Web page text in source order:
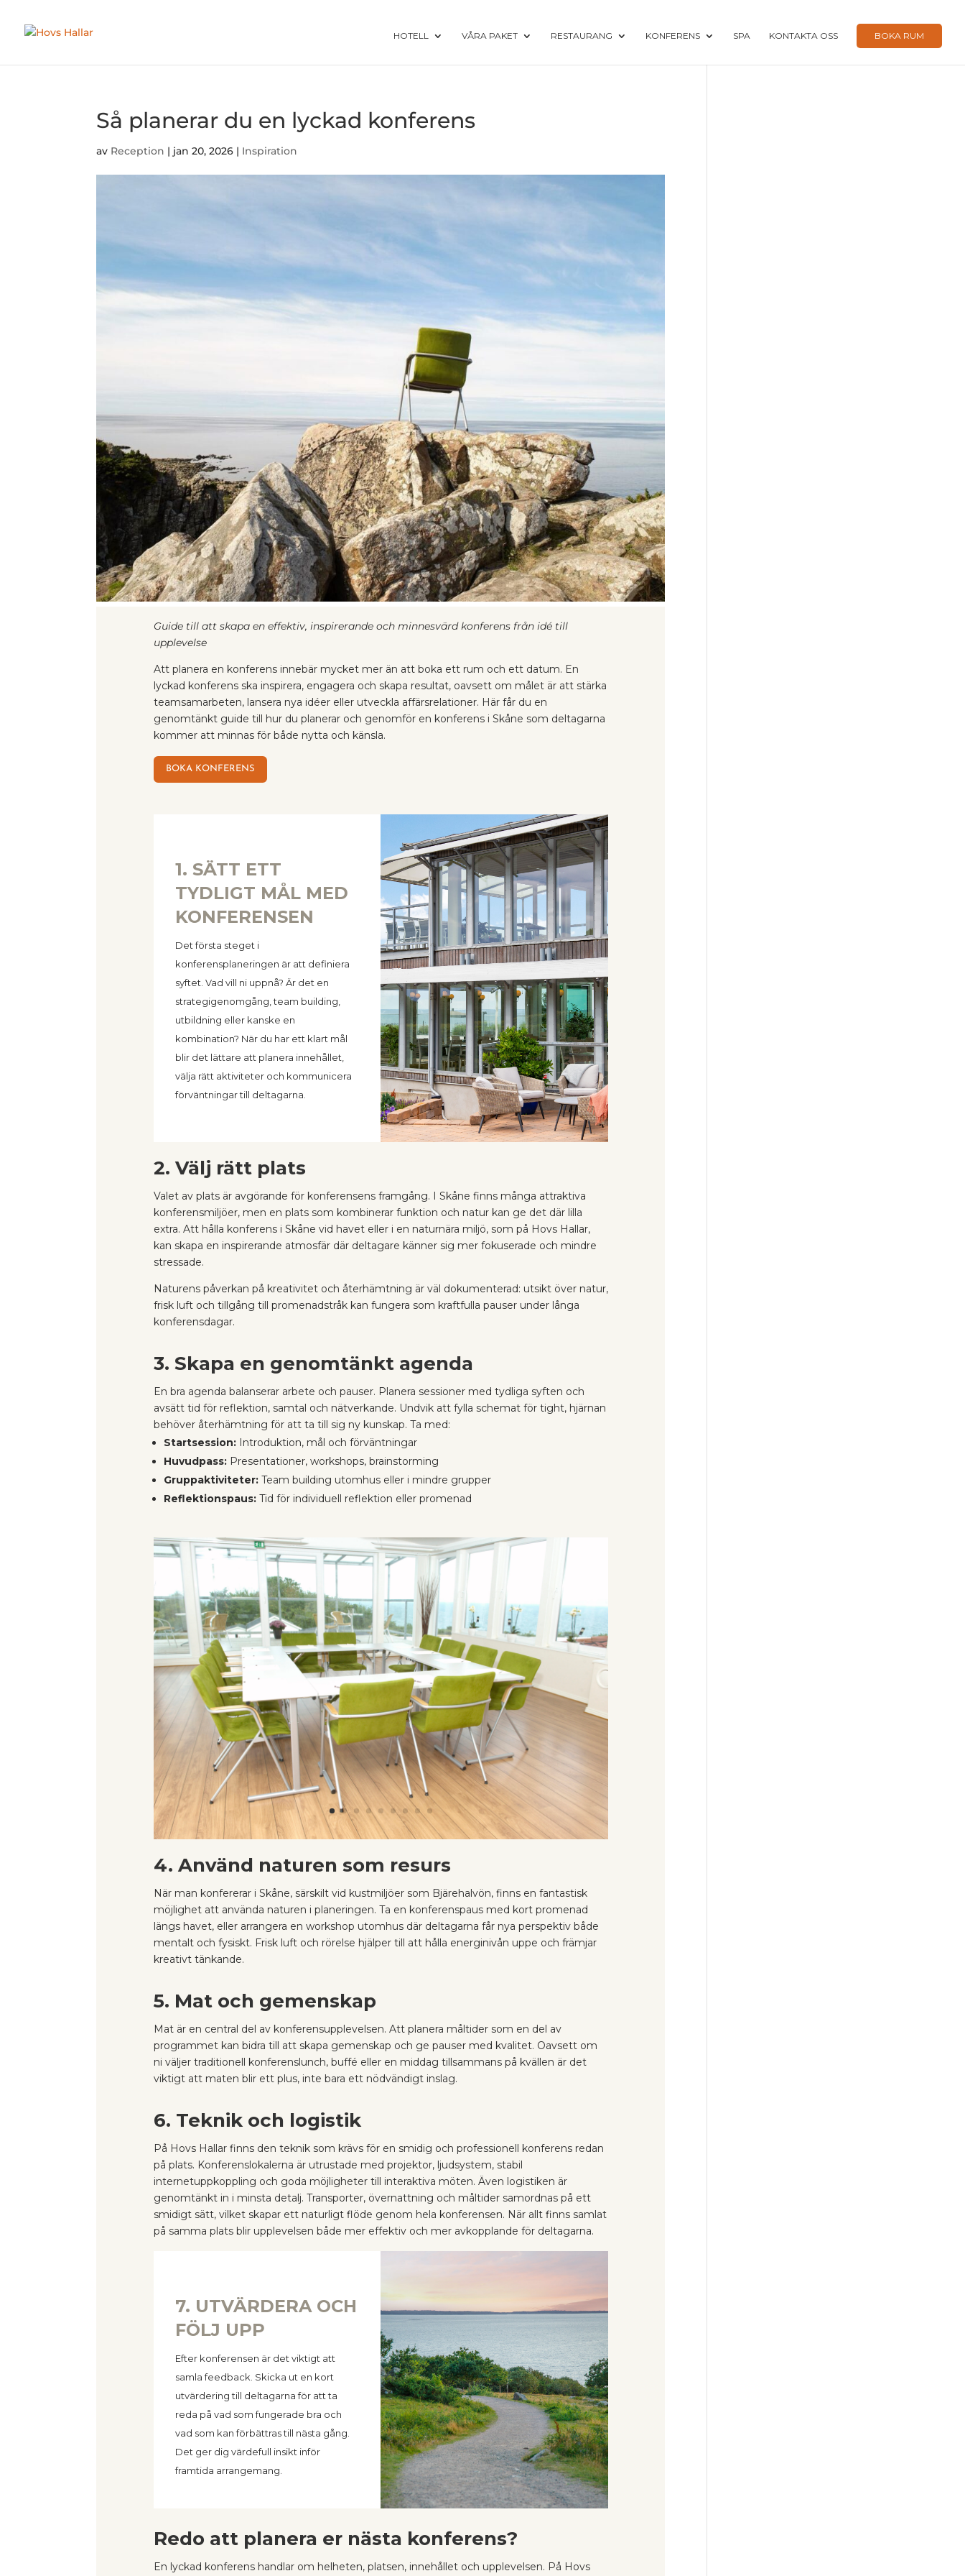
HOTELL VÅRA PAKET RESTAURANG KONFERENS SPA KONTAKTA OSS BOKA RUM
Så planerar du en lyckad konferens
av Reception | jan 20, 2026 | Inspiration
Guide till att skapa en effektiv, inspirerande och minnesvärd konferens från idé till
upplevelse
Att planera en konferens innebär mycket mer än att boka ett rum och ett datum. En
lyckad konferens ska inspirera, engagera och skapa resultat, oavsett om målet är att stärka
team­samarbeten, lansera nya idéer eller utveckla affärsrelationer. Här får du en
genomtänkt guide till hur du planerar och genomför en konferens i Skåne som deltagarna
kommer att minnas för både nytta och känsla.
BOKA KONFERENS
1. SÄTT ETT
TYDLIGT MÅL MED
KONFERENSEN
Det första steget i
konferensplaneringen är att definiera
syftet. Vad vill ni uppnå? Är det en
strategi­genomgång, team building,
utbildning eller kanske en
kombination? När du har ett klart mål
blir det lättare att planera innehållet,
välja rätt aktiviteter och kommunicera
förväntningar till deltagarna.
2. Välj rätt plats
Valet av plats är avgörande för konferensens framgång. I Skåne finns många attraktiva
konferensmiljöer, men en plats som kombinerar funktion och natur kan ge det där lilla
extra. Att hålla konferens i Skåne vid havet eller i en naturnära miljö, som på Hovs Hallar,
kan skapa en inspirerande atmosfär där deltagare känner sig mer fokuserade och mindre
stressade.
Naturens påverkan på kreativitet och återhämtning är väl dokumenterad: utsikt över natur,
frisk luft och tillgång till promenadstråk kan fungera som kraftfulla pauser under långa
konferensdagar.
3. Skapa en genomtänkt agenda
En bra agenda balanserar arbete och pauser. Planera sessioner med tydliga syften och
avsätt tid för reflektion, samtal och nätverkande. Undvik att fylla schemat för tight, hjärnan
behöver återhämtning för att ta till sig ny kunskap. Ta med:
Startsession:Introduktion, mål och förväntningar
Huvudpass:Presentationer, workshops, brainstorming
Gruppaktiviteter:Team building utomhus eller i mindre grupper
Reflektionspaus:Tid för individuell reflektion eller promenad
4. Använd naturen som resurs
När man konfererar i Skåne, särskilt vid kustmiljöer som Bjärehalvön, finns en fantastisk
möjlighet att använda naturen i planeringen. Ta en konferenspaus med kort promenad
längs havet, eller arrangera en workshop utomhus där deltagarna får nya perspektiv både
mentalt och fysiskt. Frisk luft och rörelse hjälper till att hålla energinivån uppe och främjar
kreativt tänkande.
5. Mat och gemenskap
Mat är en central del av konferensupplevelsen. Att planera måltider som en del av
programmet kan bidra till att skapa gemenskap och ge pauser med kvalitet. Oavsett om
ni väljer traditionell konferenslunch, buffé eller en middag tillsammans på kvällen är det
viktigt att maten blir ett plus, inte bara ett nödvändigt inslag.
6. Teknik och logistik
På Hovs Hallar finns den teknik som krävs för en smidig och professionell konferens redan
på plats. Konferenslokalerna är utrustade med projektor, ljudsystem, stabil
internetuppkoppling och goda möjligheter till interaktiva möten. Även logistiken är
genomtänkt in i minsta detalj. Transporter, övernattning och måltider samordnas på ett
smidigt sätt, vilket skapar ett naturligt flöde genom hela konferensen. När allt finns samlat
på samma plats blir upplevelsen både mer effektiv och mer avkopplande för deltagarna.
7. UTVÄRDERA OCH
FÖLJ UPP
Efter konferensen är det viktigt att
samla feedback. Skicka ut en kort
utvärdering till deltagarna för att ta
reda på vad som fungerade bra och
vad som kan förbättras till nästa gång.
Det ger dig värdefull insikt inför
framtida arrangemang.
Redo att planera er nästa konferens?
En lyckad konferens handlar om helheten, platsen, innehållet och upplevelsen. På Hovs